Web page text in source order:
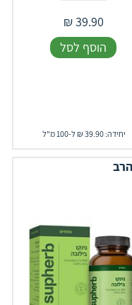
39.90
₪
הוסף לסל
יחידה: 39.90 ₪ ל-100 מ"ל